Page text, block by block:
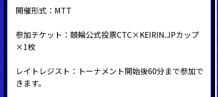
開催形式：MTT
参加チケット：競輪公式投票CTC×KEIRIN.JPカップ
×1枚
レイトレジスト：トーナメント開始後60分まで参加で
きます。